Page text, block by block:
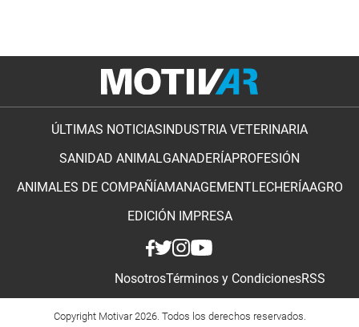
ÚLTIMAS NOTICIAS INDUSTRIA VETERINARIA
SANIDAD ANIMALGANADERÍAPROFESIÓN
ANIMALES DE COMPAÑÍAMANAGEMENTLECHERÍAAGRO
EDICIÓN IMPRESA
NosotrosTérminos y CondicionesRSS
Copyright Motivar 2026. Todos los derechos reservados.